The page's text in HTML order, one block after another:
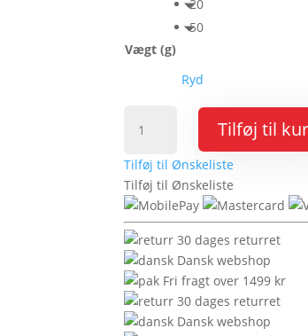
Vægt (g)
20
50
Ryd
Gel
antal
Tilføj til
Tilføj til Ønskeliste
Tilføj til Ønskeliste
30 dages returret
Dansk webshop
Fri fragt over 1499 kr
30 dages returret
Dansk webshop